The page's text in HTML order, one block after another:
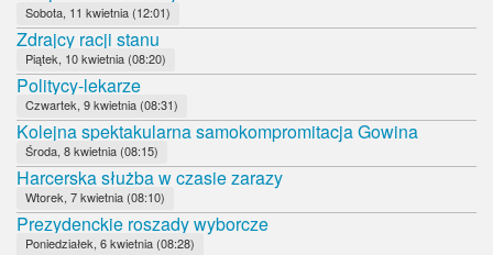
Sobota, 11 kwietnia (12:01)
Zdrajcy racji stanu
Piątek, 10 kwietnia (08:20)
Politycy-lekarze
Czwartek, 9 kwietnia (08:31)
Kolejna spektakularna samokompromitacja Gowina
Środa, 8 kwietnia (08:15)
Harcerska służba w czasie zarazy
Wtorek, 7 kwietnia (08:10)
Prezydenckie roszady wyborcze
Poniedziałek, 6 kwietnia (08:28)